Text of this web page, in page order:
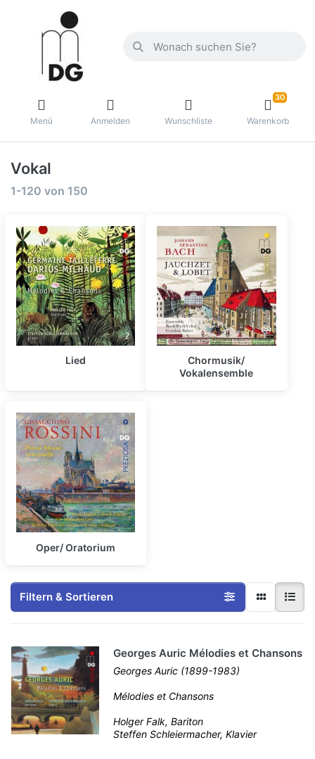
Menü Anmelden Wunschliste
30
Warenkorb
Vokal
1-120 von 150
Lied
Chormusik/
Vokalensemble
Oper/ Oratorium
Filtern & Sortieren
Georges Auric Mélodies et Chansons
Georges Auric (1899-1983)
Mélodies et Chansons
Holger Falk, Bariton
Steffen Schleiermacher, Klavier